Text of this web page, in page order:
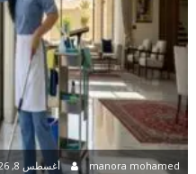
أغسطس 8, 2026 manora mohamed